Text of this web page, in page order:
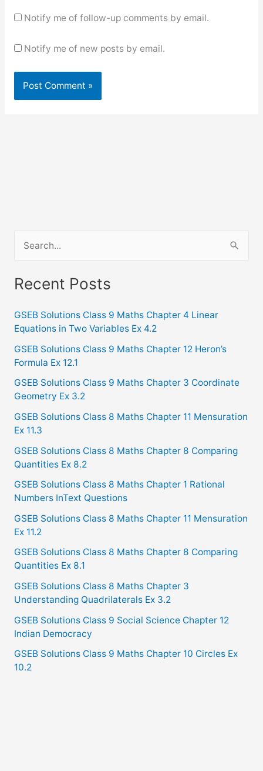
Notify me of follow-up comments by email.
Notify me of new posts by email.
a
c
h
f
o
r
Recent Posts
GSEB Solutions Class 9 Maths Chapter 4 Linear
Equations in Two Variables Ex 4.2
GSEB Solutions Class 9 Maths Chapter 12 Heron’s
Formula Ex 12.1
GSEB Solutions Class 9 Maths Chapter 3 Coordinate
Geometry Ex 3.2
GSEB Solutions Class 8 Maths Chapter 11 Mensuration
Ex 11.3
GSEB Solutions Class 8 Maths Chapter 8 Comparing
Quantities Ex 8.2
GSEB Solutions Class 8 Maths Chapter 1 Rational
Numbers InText Questions
GSEB Solutions Class 8 Maths Chapter 11 Mensuration
Ex 11.2
GSEB Solutions Class 8 Maths Chapter 8 Comparing
Quantities Ex 8.1
GSEB Solutions Class 8 Maths Chapter 3
Understanding Quadrilaterals Ex 3.2
GSEB Solutions Class 9 Social Science Chapter 12
Indian Democracy
GSEB Solutions Class 9 Maths Chapter 10 Circles Ex
10.2